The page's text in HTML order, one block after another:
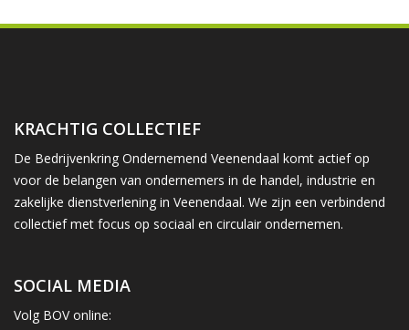
KRACHTIG COLLECTIEF
De Bedrijvenkring Ondernemend Veenendaal komt actief op
voor de belangen van ondernemers in de handel, industrie en
zakelijke dienstverlening in Veenendaal. We zijn een verbindend
collectief met focus op sociaal en circulair ondernemen.
SOCIAL MEDIA
Volg BOV online: